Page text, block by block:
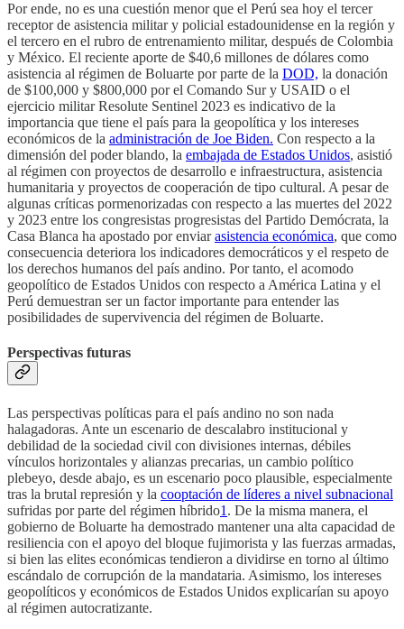
Por ende, no es una cuestión menor que el Perú sea hoy el tercer
receptor de asistencia militar y policial estadounidense en la región y
el tercero en el rubro de entrenamiento militar, después de Colombia
y México. El reciente aporte de $40,6 millones de dólares como
asistencia al régimen de Boluarte por parte de la DOD, la donación
de $100,000 y $800,000 por el Comando Sur y USAID o el
ejercicio militar Resolute Sentinel 2023 es indicativo de la
importancia que tiene el país para la geopolítica y los intereses
económicos de la administración de Joe Biden. Con respecto a la
dimensión del poder blando, la embajada de Estados Unidos, asistió
al régimen con proyectos de desarrollo e infraestructura, asistencia
humanitaria y proyectos de cooperación de tipo cultural. A pesar de
algunas críticas pormenorizadas con respecto a las muertes del 2022
y 2023 entre los congresistas progresistas del Partido Demócrata, la
Casa Blanca ha apostado por enviarasistencia económica, que como
consecuencia deteriora los indicadores democráticos y el respeto de
los derechos humanos del país andino. Por tanto, el acomodo
geopolítico de Estados Unidos con respecto a América Latina y el
Perú demuestran ser un factor importante para entender las
posibilidades de supervivencia del régimen de Boluarte.
Perspectivas futuras
Las perspectivas políticas para el país andino no son nada
halagadoras. Ante un escenario de descalabro institucional y
debilidad de la sociedad civil con divisiones internas, débiles
vínculos horizontales y alianzas precarias, un cambio político
plebeyo, desde abajo, es un escenario poco plausible, especialmente
tras la brutal represión y la cooptación de líderes a nivel subnacional
sufridas por parte del régimen híbrido1 . De la misma manera, el
gobierno de Boluarte ha demostrado mantener una alta capacidad de
resiliencia con el apoyo del bloque fujimorista y las fuerzas armadas,
si bien las elites económicas tendieron a dividirse en torno al último
escándalo de corrupción de la mandataria. Asimismo, los intereses
geopolíticos y económicos de Estados Unidos explicarían su apoyo
al régimen autocratizante.